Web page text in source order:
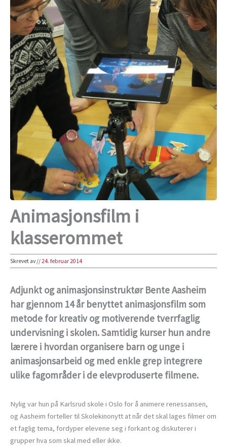
Animasjonsfilm i
klasserommet
Skrevet av//24. februar 2014
Adjunkt og animasjonsinstruktør Bente Aasheim
har gjennom 14 år benyttet animasjonsfilm som
metode for kreativ og motiverende tverrfaglig
undervisning i skolen. Samtidig kurser hun andre
lærere i hvordan organisere barn og unge i
animasjonsarbeid og med enkle grep integrere
ulike fagområder i de elevproduserte filmene.
Nylig var hun på Karlsrud skole i Oslo for å animere renessansen,
og Aasheim forteller til Skolekinonytt at når det skal lages filmer om
et faglig tema, fordyper elevene seg i forkant og diskuterer i
grupper hva som skal med eller ikke.